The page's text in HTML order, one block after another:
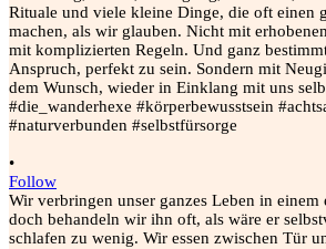
•
Follow
Wir verbringen unser ganzes Leben in
doch behandeln wir ihn oft, als wäre er
schlafen zu wenig. Wir essen zwischen Tür